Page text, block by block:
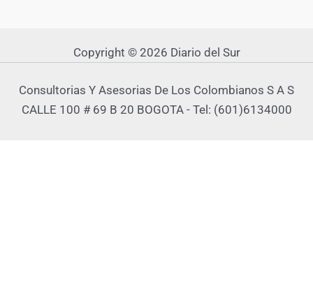
Copyright © 2026 Diario del Sur
Consultorias Y Asesorias De Los Colombianos S A S
CALLE 100 # 69 B 20 BOGOTA - Tel: (601)6134000